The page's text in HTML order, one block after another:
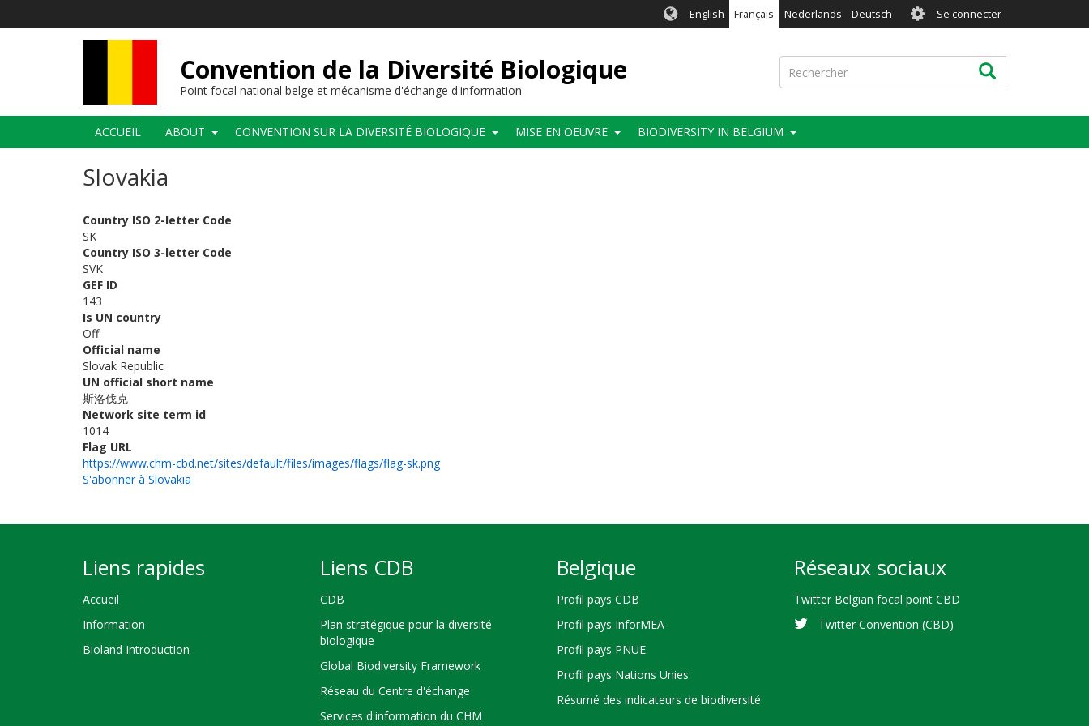
English Français Nederlands Deutsch User
account
menu
Se connecter
Convention de la Diversité Biologique
Point focal national belge et mécanisme d'échange d'information
Rechercher Rechercher
Navigation
principale
ACCUEIL ABOUT CONVENTION SUR LA DIVERSITÉ BIOLOGIQUE MISE EN OEUVRE BIODIVERSITY IN BELGIUM
Slovakia
Country ISO 2-letter Code
SK
Country ISO 3-letter Code
SVK
GEF ID
143
Is UN country
Off
Official name
Slovak Republic
UN official short name
斯洛伐克
Network site term id
1014
Flag URL
https://www.chm-cbd.net/sites/default/files/images/flags/flag-sk.png
S'abonner à Slovakia
Liens rapides
Accueil
Information
Bioland Introduction
Liens CDB
CDB
Plan stratégique pour la diversité
biologique
Global Biodiversity Framework
Réseau du Centre d'échange
Services d'information du CHM
Belgique
Profil pays CDB
Profil pays InforMEA
Profil pays PNUE
Profil pays Nations Unies
Résumé des indicateurs de biodiversité
Réseaux sociaux
Twitter Belgian focal point CBD
Twitter Convention (CBD)